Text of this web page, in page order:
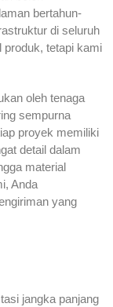
bertahun-
di seluruh
produk, tetapi kami
oleh tenaga
sempurna
proyek memiliki
detail dalam
material
Anda
yang
jangka panjang